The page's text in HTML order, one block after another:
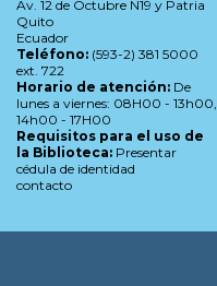
Av. 12 de Octubre N19 y Patria
Quito
Ecuador
Teléfono: (593-2) 381 5000
ext. 722
Horario de atención: De
lunes a viernes: 08H00 - 13h00,
14h00 - 17H00
Requisitos para el uso de
la Biblioteca: Presentar
cédula de identidad
contacto